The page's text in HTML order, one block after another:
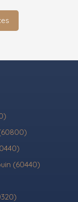
(60440)